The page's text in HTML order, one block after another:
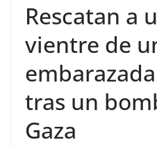
Rescatan a
vientre de
tras un
Gaza